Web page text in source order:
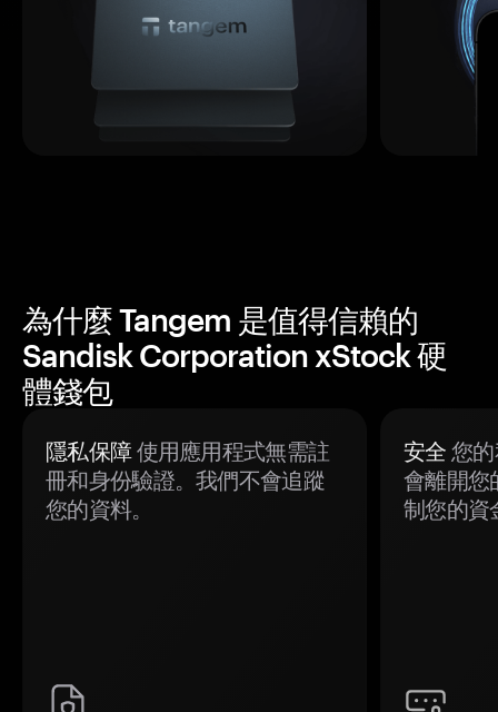
為什麼 Tangem 是值得信賴的
Sandisk Corporation xStock 硬
體錢包
隱私保障使用應用程式無需註
冊和身份驗證。我們不會追蹤
您的資料。
安全 您
會離開您
制您的資